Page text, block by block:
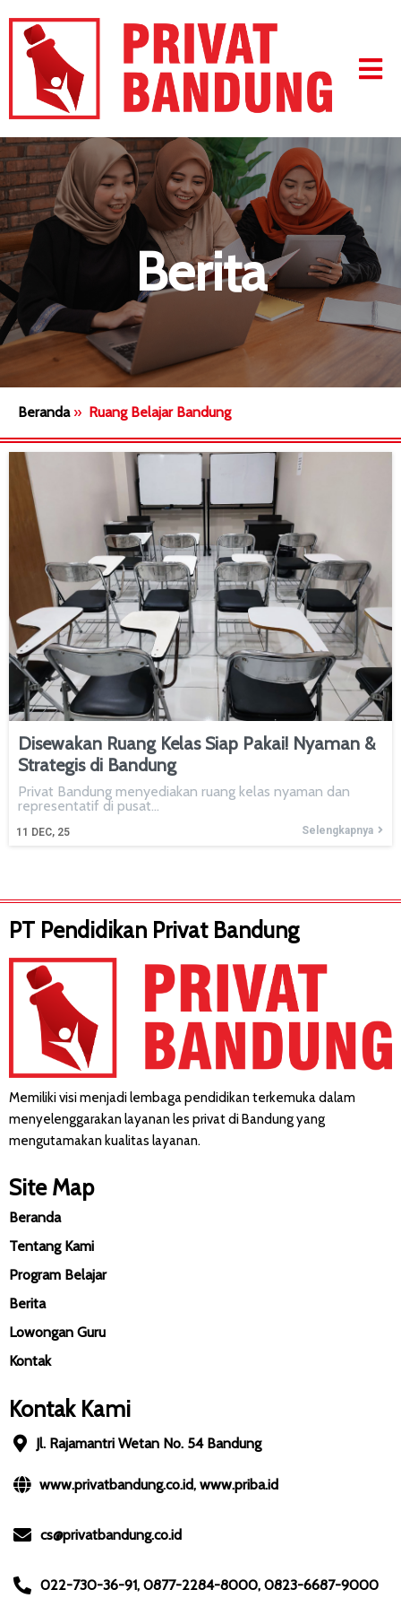
Berita
Beranda» Ruang Belajar Bandung
Disewakan Ruang Kelas Siap Pakai! Nyaman &
Strategis di Bandung
11 DEC, 25
Privat Bandung menyediakan ruang kelas nyaman dan
representatif di pusat…
Selengkapnya
PT Pendidikan Privat Bandung
Memiliki visi menjadi lembaga pendidikan terkemuka dalam
menyelenggarakan layanan les privat di Bandung yang
mengutamakan kualitas layanan.
Site Map
Beranda
Tentang Kami
Program Belajar
Berita
Lowongan Guru
Kontak
Kontak Kami
Jl. Rajamantri Wetan No. 54 Bandung
www.privatbandung.co.id, www.priba.id
cs@privatbandung.co.id
022-730-36-91, 0877-2284-8000, 0823-6687-9000